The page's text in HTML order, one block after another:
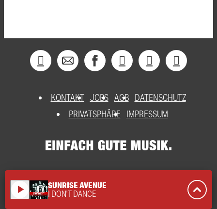
KONTAKT JOBS AGB DATENSCHUTZ
PRIVATSPHÄRE
IMPRESSUM
play_arrow SUNRISE AVENUE
I DON'T DANCE